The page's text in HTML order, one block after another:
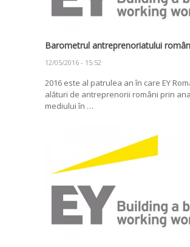
Barometrul antreprenoriatului
12/05/2016 - 15:52
2016 este al patrulea an în care EY
alături de antreprenorii români prin
mediului în …